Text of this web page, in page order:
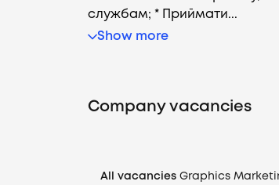
службам; * Приймати...
Show more
Company vacancies
All vacancies Graphics